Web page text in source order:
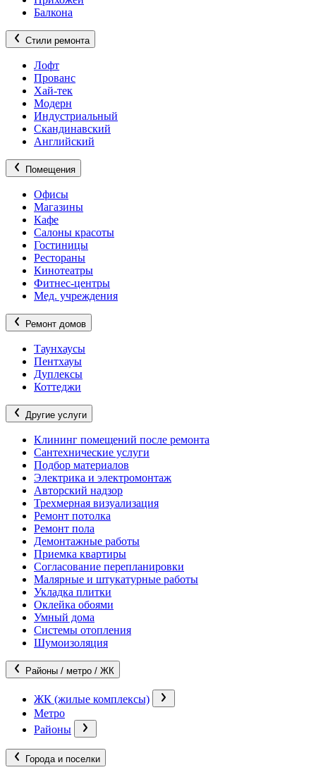
Балкона
Стили ремонта
Лофт
Прованс
Хай-тек
Модерн
Индустриальный
Скандинавский
Английский
Помещения
Офисы
Магазины
Кафе
Салоны красоты
Гостиницы
Рестораны
Кинотеатры
Фитнес-центры
Мед. учреждения
Ремонт домов
Таунхаусы
Пентхауы
Дуплексы
Коттеджи
Другие услуги
Клининг помещений после ремонта
Сантехнические услуги
Подбор материалов
Электрика и электромонтаж
Авторский надзор
Трехмерная визуализация
Ремонт потолка
Ремонт пола
Демонтажные работы
Приемка квартиры
Согласование перепланировки
Малярные и штукатурные работы
Укладка плитки
Оклейка обоями
Умный дома
Системы отопления
Шумоизоляция
Районы / метро / ЖК
ЖК (жилые комплексы)
Метро
Районы
Города и поселки